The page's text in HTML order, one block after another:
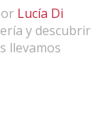
Lucía Di
y descubrir
llevamos